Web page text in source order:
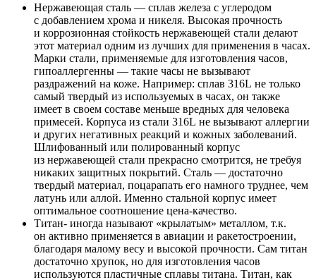
Нержавеющая сталь — сплав железа с углеродом
с добавлением хрома и никеля. Высокая прочность
и коррозионная стойкость нержавеющей стали делают
этот материал одним из лучших для применения в часах.
Марки стали, применяемые для изготовления часов,
гипоаллергенны — такие часы не вызывают
раздражений на коже. Например: сплав 316L не только
самый твердый из используемых в часах, он также
имеет в своем составе меньше вредных для человека
примесей. Корпуса из стали 316L не вызывают аллергии
и других негативных реакций и кожных заболеваний.
Шлифованный или полированный корпус
из нержавеющей стали прекрасно смотрится, не требуя
никаких защитных покрытий. Сталь — достаточно
твердый материал, поцарапать его намного труднее, чем
латунь или аллой. Именно стальной корпус имеет
оптимальное соотношение цена-качество.
Титан- иногда называют «крылатым» металлом, т.к.
он активно применяется в авиации и ракетостроении,
благодаря малому весу и высокой прочности. Сам титан
достаточно хрупок, но для изготовления часов
используются пластичные сплавы титана. Титан, как